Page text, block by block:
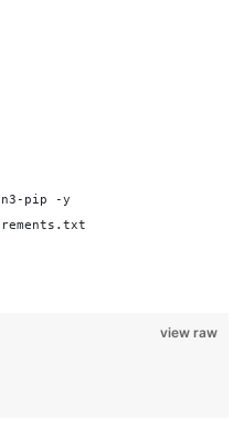
pip -y
view raw